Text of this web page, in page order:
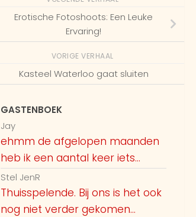
Erotische Fotoshoots: Een Leuke
Ervaring!
VORIGE VERHAAL
Kasteel Waterloo gaat sluiten
GASTENBOEK
Jay
ehmm de afgelopen maanden
heb ik een aantal keer iets...
Stel JenR
Thuisspelende. Bij ons is het ook
nog niet verder gekomen...